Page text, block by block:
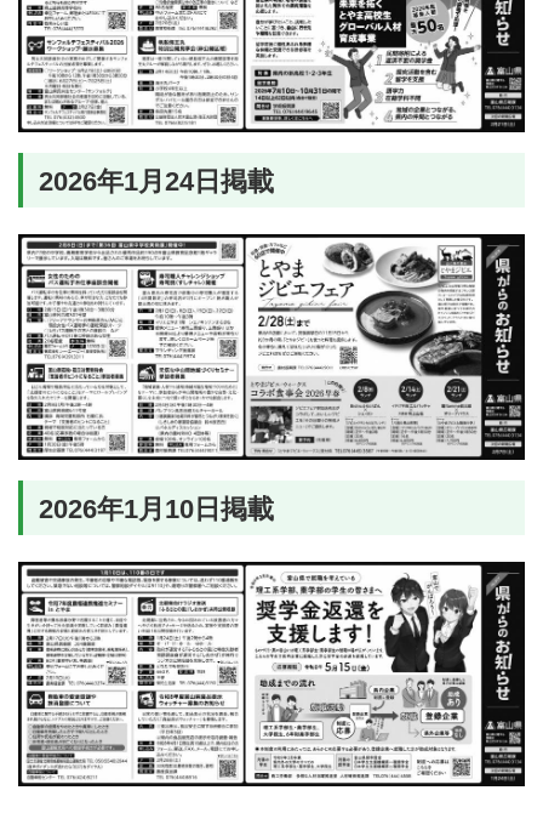
2026年1月24日掲載
2026年1月10日掲載